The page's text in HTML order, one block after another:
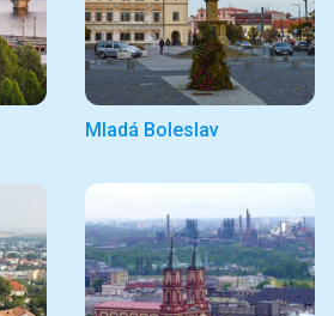
Mladá Boleslav